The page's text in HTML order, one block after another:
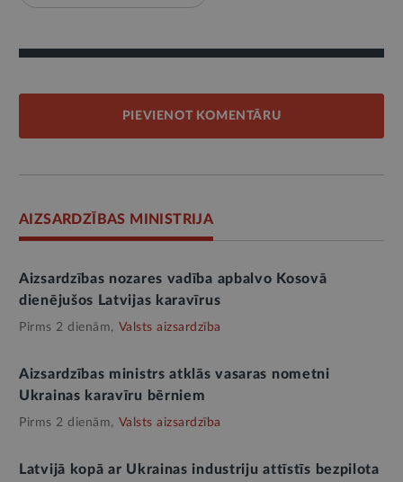
PIEVIENOT KOMENTĀRU
AIZSARDZĪBAS MINISTRIJA
Aizsardzības nozares vadība apbalvo Kosovā
dienējušos Latvijas karavīrus
Pirms 2 dienām, Valsts aizsardzība
Aizsardzības ministrs atklās vasaras nometni
Ukrainas karavīru bērniem
Pirms 2 dienām, Valsts aizsardzība
Latvijā kopā ar Ukrainas industriju attīstīs bezpilota